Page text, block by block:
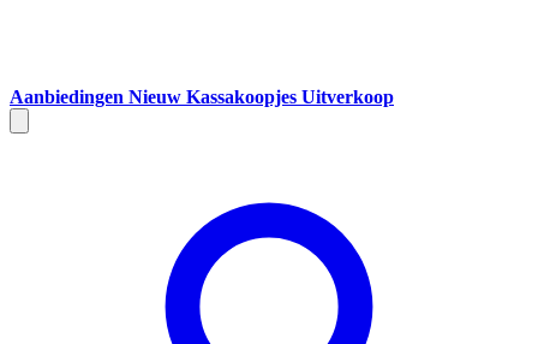
Aanbiedingen Nieuw Kassakoopjes Uitverkoop